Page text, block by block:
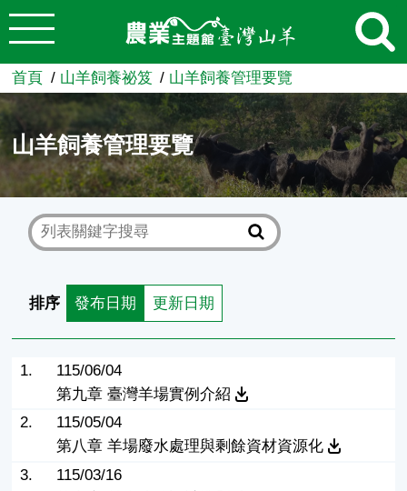
跳到主要內容
農業知識入口網
首頁 山羊飼養祕笈 山羊飼養管理要覽
山羊飼養管理要覽
排序 發布日期 更新日期
1.
115/06/04
第九章 臺灣羊場實例介紹
2.
115/05/04
第八章 羊場廢水處理與剩餘資材資源化
3.
115/03/16